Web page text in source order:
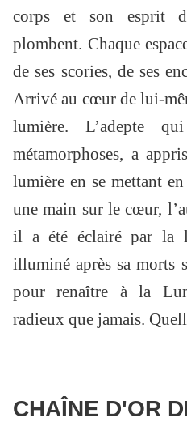
corps et son esprit
plombent. Chaque
de ses scories, de ses
Arrivé au cœur de lui-
lumière. L’adepte
métamorphoses, a
lumière en se mettant
une main sur le cœur,
il a été éclairé par la
illuminé après sa morts
pour renaître à la
radieux que jamais.
Jean-
CHAÎNE D'OR